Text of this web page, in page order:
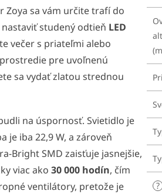
Zoya sa vám určite trafí do
studený odtieň LED
večer s priateľmi alebo
pre uvoľnenú
sa vydať zlatou strednou
na úspornosť. Svietidlo je
je iba 22,9 W, a zároveň
Bright SMD zaisťuje jasnejšie,
viac ako 30 000 hodín, čím
ventilátory, pretože je
?